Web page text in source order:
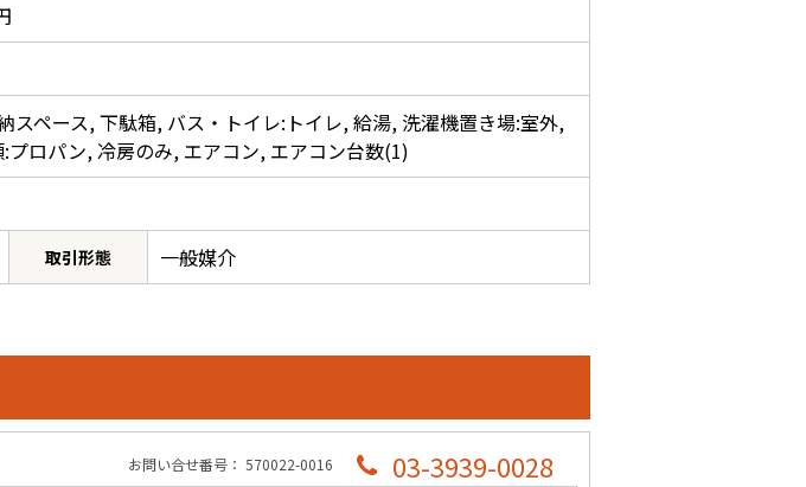
ペース, 下駄箱, バス・トイレ:トイレ, 給湯, 洗濯機置き場:室外,
ロパン, 冷房のみ, エアコン, エアコン台数(1)
取引形態 一般媒介
03-3939-0028
お問い合せ番号： 570022-0016